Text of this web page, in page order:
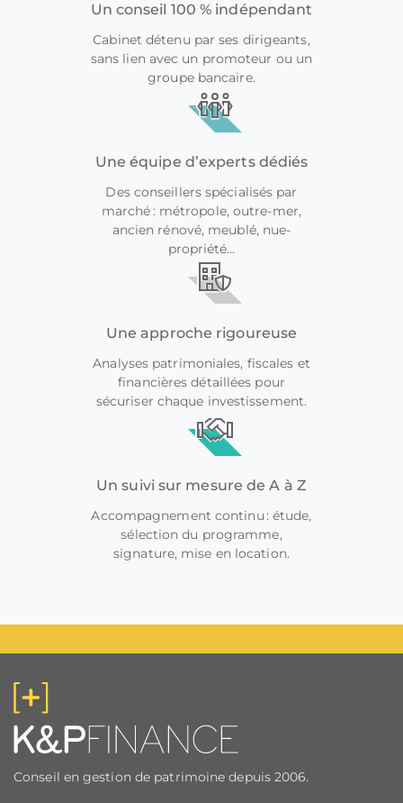
Un conseil 100 % indépendant
Cabinet détenu par ses dirigeants,
sans lien avec un promoteur ou un
groupe bancaire.
Une équipe d’experts dédiés
Des conseillers spécialisés par
marché : métropole, outre-mer,
ancien rénové, meublé, nue-
propriété…
Une approche rigoureuse
Analyses patrimoniales, fiscales et
financières détaillées pour
sécuriser chaque investissement.
Un suivi sur mesure de A à Z
Accompagnement continu : étude,
sélection du programme,
signature, mise en location.
Conseil en gestion de patrimoine depuis 2006.